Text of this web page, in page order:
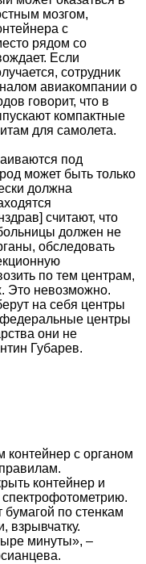
мозгом,
с
рядом со
Если
сотрудник
авиакомпании о
говорит, что в
компактные
для самолета.
под
может быть только
должна
считают, что
должен не
обследовать
по тем центрам,
Это невозможно.
на себя центры
федеральные центры
они не
Губарев.
контейнер с органом
контейнер и
по стенкам
взрывчатку.
минуты», –